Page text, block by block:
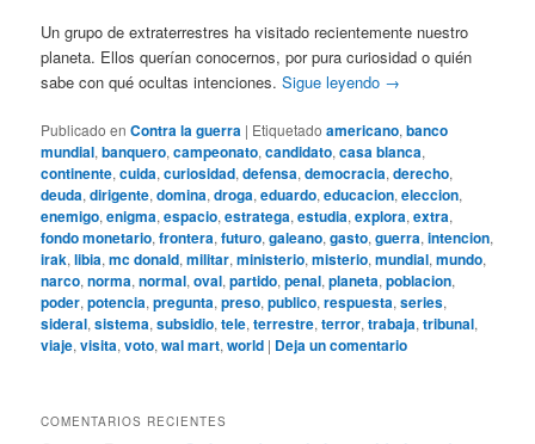
Un grupo de extraterrestres ha visitado recientemente nuestro
planeta. Ellos querían conocernos, por pura curiosidad o quién
sabe con qué ocultas intenciones.Sigue leyendo →
Publicado en Contra la guerra | Etiquetado americano,banco
mundial,banquero,campeonato,candidato,casa blanca,
continente,cuida,curiosidad,defensa,democracia,derecho,
deuda,dirigente,domina,droga,eduardo,educacion,eleccion,
enemigo,enigma,espacio,estratega,estudia,explora,extra,
fondo monetario,frontera,futuro,galeano,gasto,guerra,intencion,
irak,libia,mc donald,militar,ministerio,misterio,mundial,mundo,
narco,norma,normal,oval,partido,penal,planeta,poblacion,
poder,potencia,pregunta,preso,publico,respuesta,series,
sideral,sistema,subsidio,tele,terrestre,terror,trabaja,tribunal,
viaje,visita,voto,wal mart,world | Deja un comentario
COMENTARIOS RECIENTES